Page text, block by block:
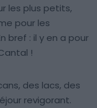
les plus petits,
pour les
bref : il y en a pour
!
des lacs, des
revigorant.